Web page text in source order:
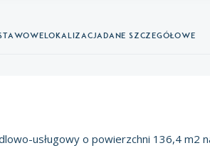
LokalizacjaDane szczegółowe
usługowy o powierzchni 136,4 m2